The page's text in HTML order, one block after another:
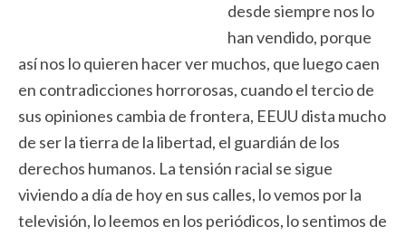
desde siempre nos lo
han vendido, porque
así nos lo quieren hacer ver muchos, que luego caen
en contradicciones horrorosas, cuando el tercio de
sus opiniones cambia de frontera, EEUU dista mucho
de ser la tierra de la libertad, el guardián de los
derechos humanos. La tensión racial se sigue
viviendo a día de hoy en sus calles, lo vemos por la
televisión, lo leemos en los periódicos, lo sentimos de